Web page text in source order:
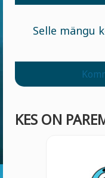
Selle mängu
KES ON